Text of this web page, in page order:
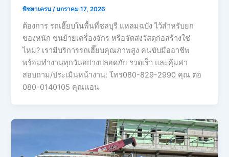
พิชยาเครน/มกราคม 17, 2026
ต้องการ รถเฮี๊ยบในพื้นที่ชลบุรี แหลมฉบัง ไว้สำหรับยก
ของหนัก ขนย้ายเครื่องจักร หรือจัดส่งวัสดุก่อสร้างใช่
ไหม? เรามีบริการรถเฮี๊ยบคุณภาพสูง คนขับมืออาชีพ
พร้อมทำงานทุกวันอย่างปลอดภัย รวดเร็ว และคุ้มค่า
สอบถาม/ประเมินหน้างาน: โทร080-829-2990 คุณ ต่อ
080-0140105 คุณเเอน